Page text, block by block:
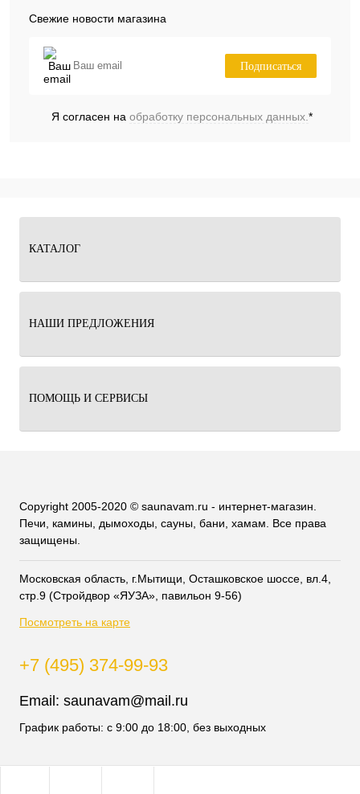
Свежие новости магазина
Подписаться
Я согласен на обработку персональных данных.*
КАТАЛОГ
НАШИ ПРЕДЛОЖЕНИЯ
ПОМОЩЬ И СЕРВИСЫ
Copyright 2005-2020 © saunavam.ru - интернет-магазин.
Печи, камины, дымоходы, сауны, бани, хамам. Все права
защищены.
Московская область, г.Мытищи, Осташковское шоссе, вл.4,
стр.9 (Стройдвор «ЯУЗА», павильон 9-56)
Посмотреть на карте
+7 (495) 374-99-93
Email: saunavam@mail.ru
График работы: с 9:00 до 18:00, без выходных